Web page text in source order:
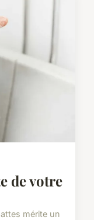
de votre
mérite un